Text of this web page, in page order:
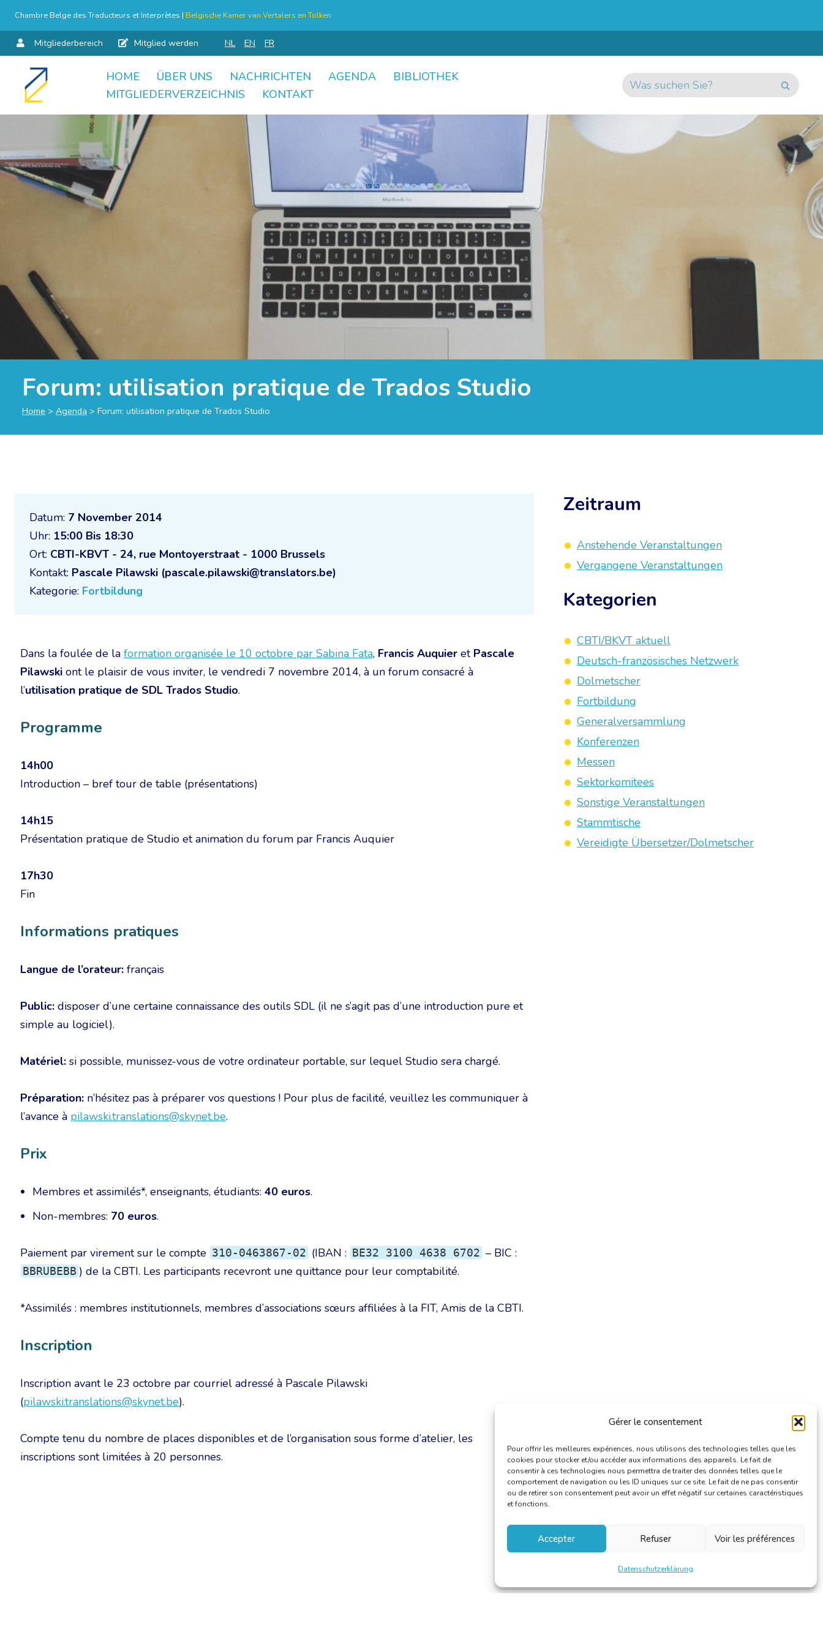
Gérer le consentement
Pour offrir les meilleures expériences, nous utilisons des technologies telles que les
cookies pour stocker et/ou accéder aux informations des appareils. Le fait de
consentir à ces technologies nous permettra de traiter des données telles que le
comportement de navigation ou les ID uniques sur ce site. Le fait de ne pas consentir
ou de retirer son consentement peut avoir un effet négatif sur certaines caractéristiques
et fonctions.
Accepter Refuser Voir les préférences
Datenschutzerklärung
Chambre Belge des Traducteurs et Interprètes | Belgische Kamer van Vertalers en Tolken
Mitgliederbereich Mitglied werden NL EN FR
Skip
HOME ÜBER UNS NACHRICHTEN AGENDA
BIBLIOTHEK
MITGLIEDERVERZEICHNIS
KONTAKT
Forum: utilisation pratique de Trados Studio
Home > Agenda > Forum: utilisation pratique de Trados Studio
Datum: 7 November 2014
Uhr: 15:00 Bis 18:30
Ort: CBTI-KBVT - 24, rue Montoyerstraat - 1000 Brussels
Kontakt: Pascale Pilawski (pascale.pilawski@translators.be)
Kategorie: Fortbildung
Dans la foulée de la formation organisée le 10 octobre par Sabina Fata, Francis Auquier et Pascale
Pilawski ont le plaisir de vous inviter, le vendredi 7 novembre 2014, à un forum consacré à
l’utilisation pratique de SDL Trados Studio.
Programme
14h00
Introduction – bref tour de table (présentations)
14h15
Présentation pratique de Studio et animation du forum par Francis Auquier
17h30
Fin
Informations pratiques
Langue de l’orateur: français
Public: disposer d’une certaine connaissance des outils SDL (il ne s’agit pas d’une introduction pure et
simple au logiciel).
Matériel: si possible, munissez-vous de votre ordinateur portable, sur lequel Studio sera chargé.
Préparation: n’hésitez pas à préparer vos questions ! Pour plus de facilité, veuillez les communiquer à
l’avance à pilawski.translations@skynet.be.
Prix
Membres et assimilés*, enseignants, étudiants: 40 euros.
Non-membres: 70 euros.
Paiement par virement sur le compte 310-0463867-02 (IBAN : BE32 3100 4638 6702 – BIC :
BBRUBEBB ) de la CBTI. Les participants recevront une quittance pour leur comptabilité.
*Assimilés : membres institutionnels, membres d’associations sœurs affiliées à la FIT, Amis de la CBTI.
Inscription
Inscription avant le 23 octobre par courriel adressé à Pascale Pilawski
(pilawski.translations@skynet.be).
Compte tenu du nombre de places disponibles et de l’organisation sous forme d’atelier, les
inscriptions sont limitées à 20 personnes.
Zeitraum
Anstehende Veranstaltungen
Vergangene Veranstaltungen
Kategorien
CBTI/BKVT aktuell
Deutsch-französisches Netzwerk
Dolmetscher
Fortbildung
Generalversammlung
Konferenzen
Messen
Sektorkomitees
Sonstige Veranstaltungen
Stammtische
Vereidigte Übersetzer/Dolmetscher